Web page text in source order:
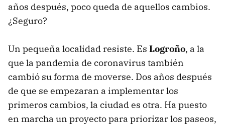
años después, poco queda de aquellos cambios.
¿Seguro?
Un pequeña localidad resiste. Es Logroño, a la
que la pandemia de coronavirus también
cambió su forma de moverse. Dos años después
de que se empezaran a implementar los
primeros cambios, la ciudad es otra. Ha puesto
en marcha un proyecto para priorizar los paseos,